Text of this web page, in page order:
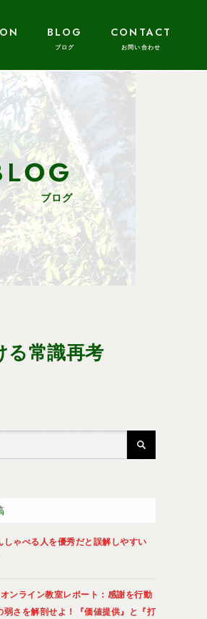
BLOG CONTACT
ブログ
る常識再考
しゃべる人を優秀だと誤解しやすい
ンライン教室レポート：感謝を行動
弱さを解剖せよ！『価値提供』と『打